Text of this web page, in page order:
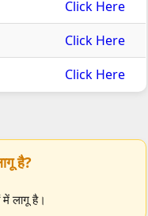
Click Here
Click Here
Click Here
है?
में लागू है।​